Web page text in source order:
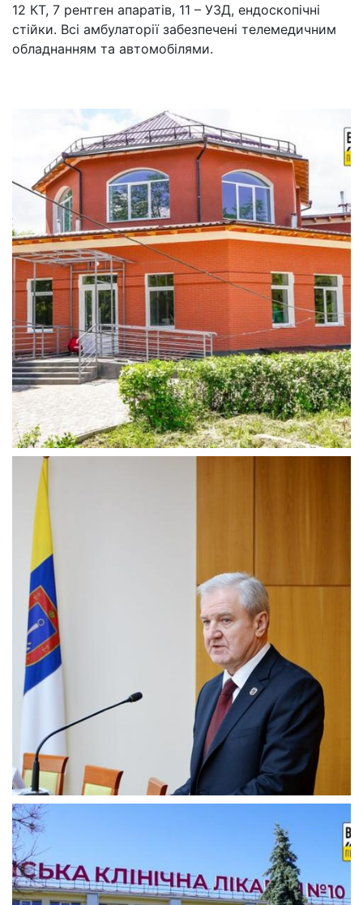
12 КТ, 7 рентген апаратів, 11 – УЗД, ендоскопічні
стійки. Всі амбулаторії забезпечені телемедичним
обладнанням та автомобілями.